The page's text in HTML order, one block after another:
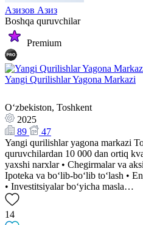
Азизов Азиз
Boshqa quruvchilar
Premium
Yangi Qurilishlar Yagona Markazi
Oʻzbekiston, Toshkent
2025
89
47
Yangi qurilishlar yagona markazi
quruvchilardan 10 000 dan ortiq
yaxshi narxlar • Chegirmalar va
Ipoteka va bo‘lib-bo‘lib to‘lash •
• Investitsiyalar bo‘yicha masla…
14